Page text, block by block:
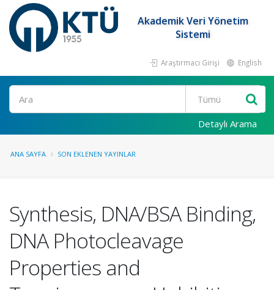
Akademik Veri Yönetim
Sistemi
Araştırmacı Girişi English
Ara
Detaylı Arama
ANA SAYFA SON EKLENEN YAYINLAR
Synthesis, DNA/BSA Binding,
DNA Photocleavage
Properties and